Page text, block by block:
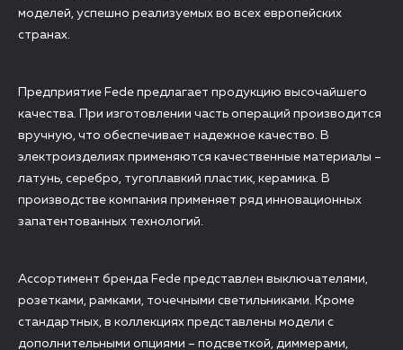
моделей, успешно реализуемых во всех европейских
странах.
Предприятие Fede предлагает продукцию высочайшего
качества. При изготовлении часть операций производится
вручную, что обеспечивает надежное качество. В
электроизделиях применяются качественные материалы –
латунь, серебро, тугоплавкий пластик, керамика. В
производстве компания применяет ряд инновационных
запатентованных технологий.
Ассортимент бренда Fede представлен выключателями,
розетками, рамками, точечными светильниками. Кроме
стандартных, в коллекциях представлены модели с
дополнительными опциями – подсветкой, диммерами,